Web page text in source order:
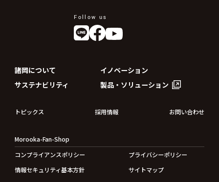
Follow us
諸岡について
イノベーション
サステナビリティ
製品・ソリューション
トピックス 採用情報 お問い合わせ
Morooka-Fan-Shop
コンプライアンスポリシー
プライバシーポリシー
情報セキュリティ基本方針
サイトマップ